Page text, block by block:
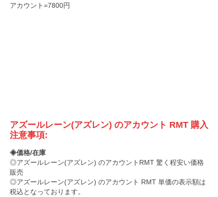
アカウント=7800円
アズールレーン(アズレン) のアカウント RMT 購入
注意事項:
◈価格/在庫
◎アズールレーン(アズレン) のアカウントRMT 驚く程安い価格
販売
◎アズールレーン(アズレン) のアカウント RMT 単価の表示額は
税込となっております。